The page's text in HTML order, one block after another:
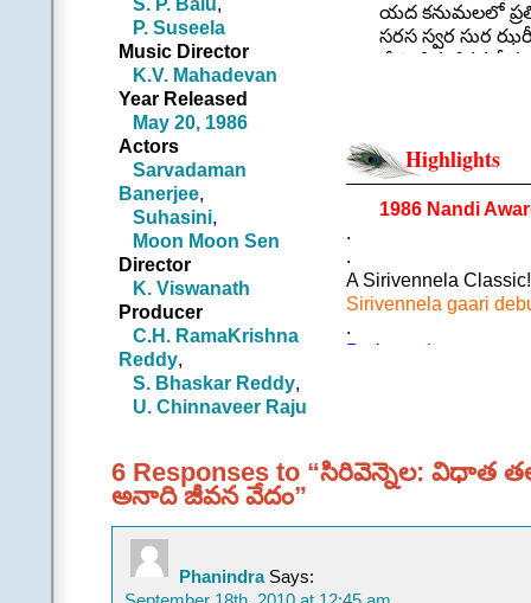
P. Suseela
Music Director
K.V. Mahadevan
Year Released
May 20, 1986
Actors
Sarvadaman
Banerjee,
Suhasini,
Moon Moon Sen
Director
K. Viswanath
Producer
C.H. RamaKrishna
Reddy,
S. Bhaskar Reddy,
U. Chinnaveer Raju
యద కనుమలలో
సరస స్వర సుర
నే పాడిన జీవన గీతం
.
||చ|| |ఆమె|
ప్రాగ్దిశ వీణియ పైన
విశ్వకావ్యమునకి ఇది
.
జనించు ప్రతి శిశు
|అతడు|
నా ఉచ్ఛ్వాసం కవనం నా
.
Highlights
1986 Nandi
.
.
A Sirivennela Classic!
Sirivennela gaari
.
Perhaps the most
What I inhale is the
What I exhale is the
6 Responses to “సిరివెన్నెల: విధాత
అనాది జీవన వేదం”
PhanindraSays: